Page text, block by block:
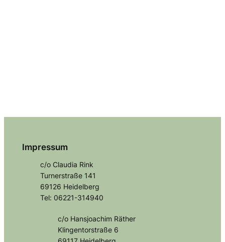
Impressum
c/o Claudia Rink
Turnerstraße 141
69126 Heidelberg
Tel: 06221-314940
c/o Hansjoachim Räther
Klingentorstraße 6